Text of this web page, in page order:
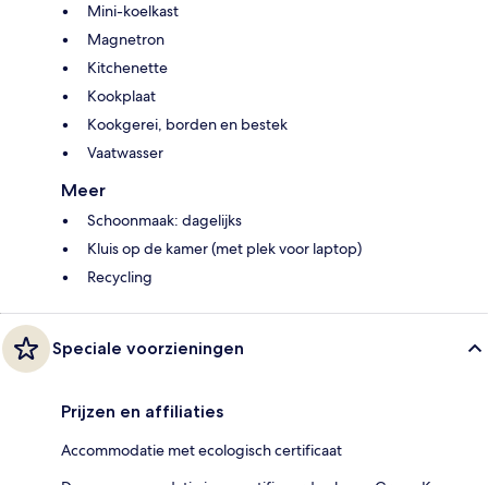
Mini-koelkast
Magnetron
Kitchenette
Kookplaat
Kookgerei, borden en bestek
Vaatwasser
Meer
Schoonmaak: dagelijks
Kluis op de kamer (met plek voor laptop)
Recycling
Speciale voorzieningen
Prijzen en affiliaties
Accommodatie met ecologisch certificaat